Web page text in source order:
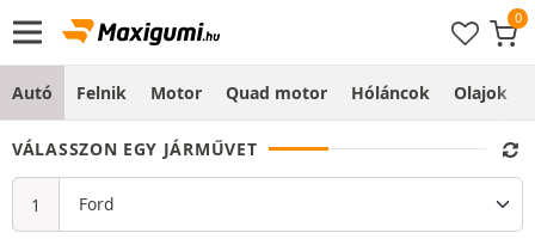
Autó Felnik Motor Quad motor Hóláncok Olajok
VÁLASSZON EGY JÁRMŰVET